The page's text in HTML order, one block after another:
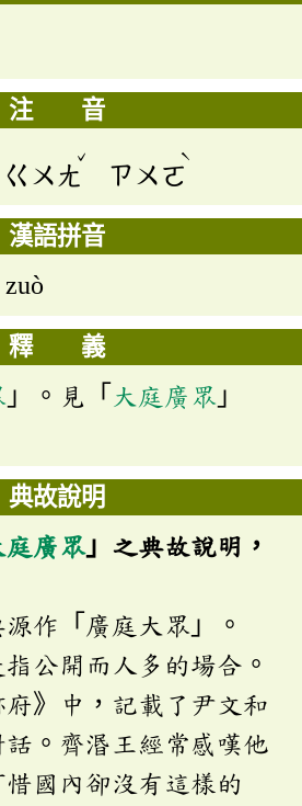
注 音
ㄍㄨㄤ
ˇ
ㄗㄨㄛ
ˋ
漢語拼音
釋 義
」。見「 大庭廣眾 」
典故說明
庭廣眾」之典故說明，
源作「廣庭大眾」。
指公開而人多的場合。
府》中，記載了尹文和
。齊湣王經常感嘆他
國內卻沒有這樣的